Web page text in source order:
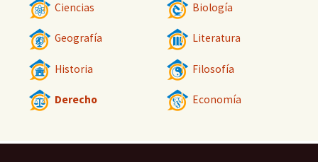
Ciencias Biología
Geografía Literatura
Historia Filosofía
Derecho Economía